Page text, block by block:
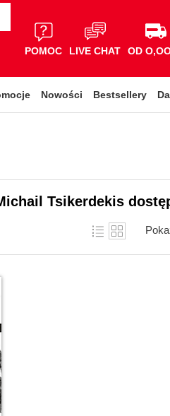
POMOC LIVE CHAT OD
Nowości Bestsellery
Tsikerdekis